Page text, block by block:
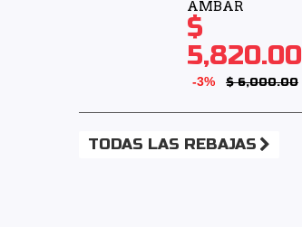
ÁMBAR
$
5,820.00
-3% $ 6,000.00
TODAS LAS REBAJAS